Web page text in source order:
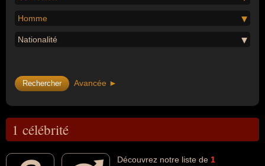
Homme
Nationalité
Avancée ►
1 célébrité
Découvrez notre liste de 1